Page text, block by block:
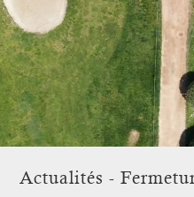
Actualités -